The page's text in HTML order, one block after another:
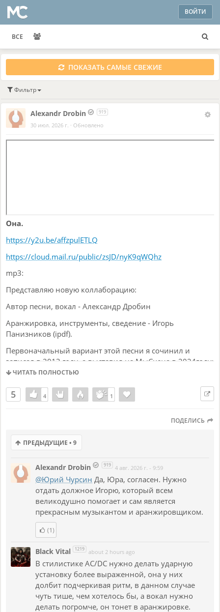
ВОЙТИ
ВСЕ
ПОКАЗАТЬ САМЫЕ СВЕЖИЕ
Фильтр
Alexandr Drobin 919
30 июл. 2026 г. · Обновлено
Она.
https://y2u.be/affzpulETLQ
https://cloud.mail.ru/public/zsJD/nyK9qWQhz
mp3:
Представляю новую коллаборацию:
Автор песни, вокал - Александр Дробин
Аранжировка, инструменты, сведение - Игорь
Панизников (ipdf).
Первоначальный вариант этой песни я сочинил и
записал в 2013 году, а выставил на МыСцена в 2024году:
https://www.myscena.ru/content/perma?id=117295
Качество музыки у неё низкое, т. к. гитары были не
Получалось не очень, да и соло подходящее на гитаре
не сочинил, поэтому я обратился к Игорю с просьбой,
чтобы он придумал и сыграл гитарные партии и сделал
сведение и мастеринг. Игорь согласился, сказал, что у
него есть немного свободного времени. И в результате
всю музыку сделал Игорь, а я только спел. Причем он
добавил отступление и я на ходу сочинил текст и
мелодию, мне доставило огромное удовольствие спеть
в этой песне что-то новое.
Мне очень понравились его гитарные риффы в духе
AC/DC и все три партии соло-гитары (так бы я никогда не
сочинил и не сыграл), особенно соло в конце, когда я его
слушаю, мне хочется петь! Понравились гитарные
коллажи, когда слышны одновременно три гитарные
партии звучащие из разным мест звуковой панорамы,
сведение сделано великолепно! Короче, я очень
доволен нашим сотрудничеством и благодарю тебя,
Игорь, за твою работу!
ЧИТАТЬ ПОЛНОСТЬЮ
5 4
4 11
ПОДЕЛИСЬ
ПРЕДЫДУЩИЕ • 9
Alexandr Drobin 919 4 авг. 2026 г. - 9:59
@Юрий Чурсин Да, Юра, согласен. Нужно
отдать должное Игорю, который всем
великодушно помогает и сам является
прекрасным музыкантом и аранжировщиком.
(1)
Black Vital 1219 about 2 hours ago
В стилистике AC/DC нужно делать ударную
установку более выраженной, она у них
долбит подчеркивая ритм, в данном случае
чуть тише, чем хотелось бы, а вокал нужно
делать погромче, он тонет в аранжировке.